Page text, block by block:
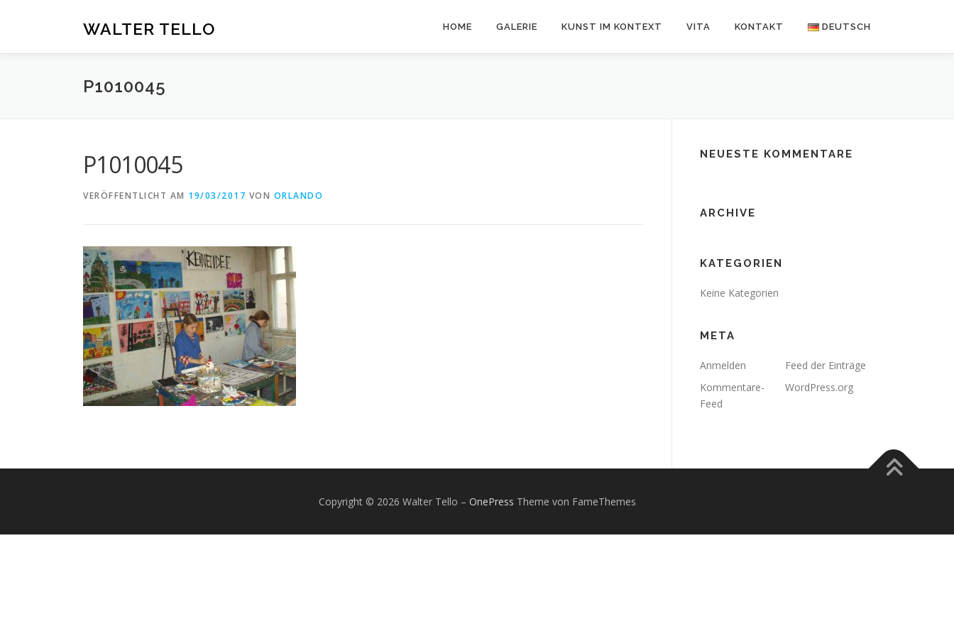
WALTER TELLO HOME GALERIE KUNST IM KONTEXT VITA KONTAKT DEUTSCH
P1010045
P1010045
VERÖFFENTLICHT AM 19/03/2017 VON ORLANDO
NEUESTE KOMMENTARE
ARCHIVE
KATEGORIEN
Keine Kategorien
META
Anmelden
Feed der Einträge
Kommentare-
Feed
WordPress.org
Copyright © 2026 Walter Tello – OnePress Theme von FameThemes